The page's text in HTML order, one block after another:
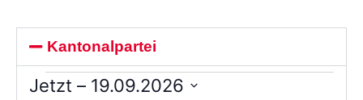
Kantonalpartei
Jetzt – 19.09.2026